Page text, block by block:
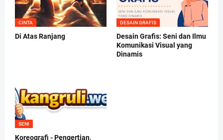
CINTA
Di Atas Ranjang
DESAIN GRAFIS
Desain Grafis: Seni dan Ilmu
Komunikasi Visual yang
Dinamis
SENI
Koreografi - Pengertian,